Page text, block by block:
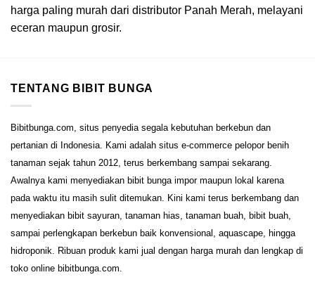
harga paling murah dari distributor Panah Merah, melayani
eceran maupun grosir.
TENTANG BIBIT BUNGA
Bibitbunga.com, situs penyedia segala kebutuhan berkebun dan
pertanian di Indonesia. Kami adalah situs e-commerce pelopor benih
tanaman sejak tahun 2012, terus berkembang sampai sekarang.
Awalnya kami menyediakan bibit bunga impor maupun lokal karena
pada waktu itu masih sulit ditemukan. Kini kami terus berkembang dan
menyediakan bibit sayuran, tanaman hias, tanaman buah, bibit buah,
sampai perlengkapan berkebun baik konvensional, aquascape, hingga
hidroponik. Ribuan produk kami jual dengan harga murah dan lengkap di
toko online bibitbunga.com.